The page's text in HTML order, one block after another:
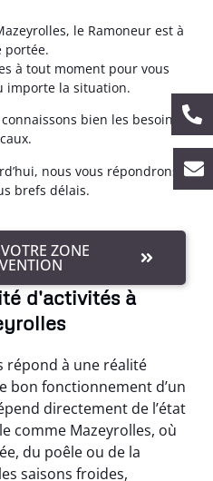
le Ramoneur est à
portée.
à tout moment pour vous
importe la situation.
bien les besoins
nous vous répondrons
brefs délais.
ZONE
d'activités à
répond à une réalité
bon fonctionnement d’un
directement de l’état
comme Mazeyrolles, où
du poêle ou de la
saisons froides,